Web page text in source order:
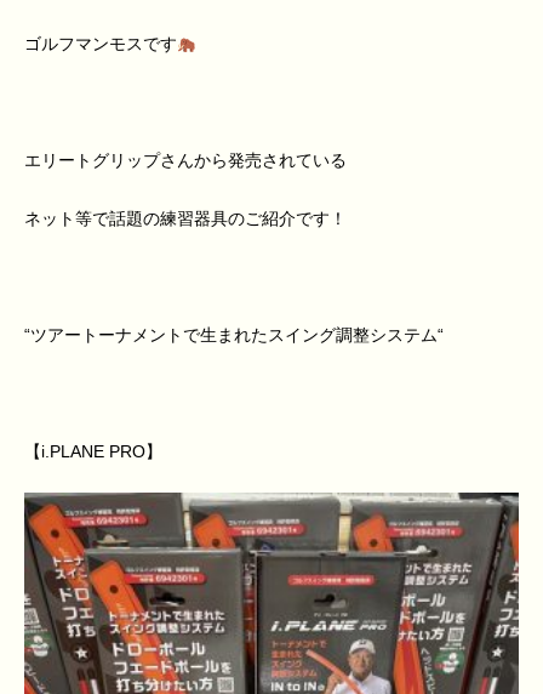
ゴルフマンモスです
エリートグリップさんから発売されている
ネット等で話題の練習器具のご紹介です！
“ツアートーナメントで生まれたスイング調整システム“
【i.PLANE PRO】